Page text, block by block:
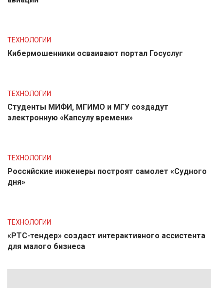
ТЕХНОЛОГИИ
Кибермошенники осваивают портал Госуслуг
ТЕХНОЛОГИИ
Студенты МИФИ, МГИМО и МГУ создадут
электронную «Капсулу времени»
ТЕХНОЛОГИИ
Российские инженеры построят самолет «Судного
дня»
ТЕХНОЛОГИИ
«РТС-тендер» создаст интерактивного ассистента
для малого бизнеса